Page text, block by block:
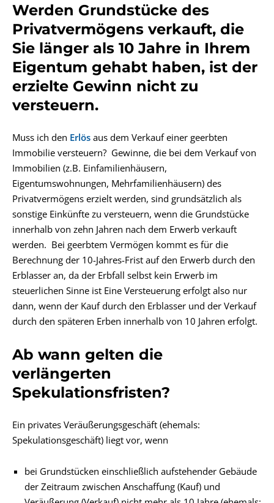
Werden Grundstücke des
Privatvermögens verkauft, die
Sie länger als 10 Jahre in Ihrem
Eigentum gehabt haben, ist der
erzielte Gewinn nicht zu
versteuern.
Muss ich den Erlös aus dem Verkauf einer geerbten
Immobilie versteuern? Gewinne, die bei dem Verkauf von
Immobilien (z.B. Einfamilienhäusern,
Eigentumswohnungen, Mehrfamilienhäusern) des
Privatvermögens erzielt werden, sind grundsätzlich als
sonstige Einkünfte zu versteuern, wenn die Grundstücke
innerhalb von zehn Jahren nach dem Erwerb verkauft
werden. Bei geerbtem Vermögen kommt es für die
Berechnung der 10-Jahres-Frist auf den Erwerb durch den
Erblasser an, da der Erbfall selbst kein Erwerb im
steuerlichen Sinne ist Eine Versteuerung erfolgt also nur
dann, wenn der Kauf durch den Erblasser und der Verkauf
durch den späteren Erben innerhalb von 10 Jahren erfolgt.
Ab wann gelten die
verlängerten
Spekulationsfristen?
Ein privates Veräußerungsgeschäft (ehemals:
Spekulationsgeschäft) liegt vor, wenn
bei Grundstücken einschließlich aufstehender Gebäude
der Zeitraum zwischen Anschaffung (Kauf) und